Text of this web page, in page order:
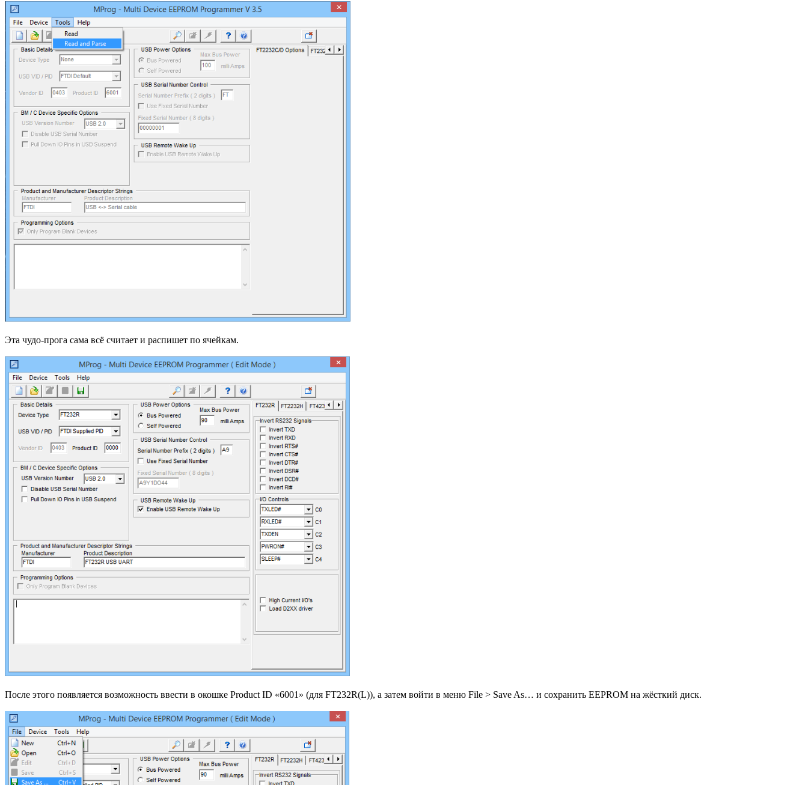
Эта чудо-прога сама всё считает и распишет по ячейкам.
После этого появляется возможность ввести в окошке Product ID «6001» (для FT232R(L)), а затем войти в меню File > Save As… и сохранить EEPROM на жёсткий диск.